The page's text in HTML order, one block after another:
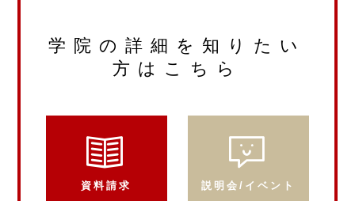
学院の詳細を知りたい
方はこちら
資料請求 説明会/イベント